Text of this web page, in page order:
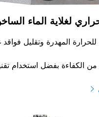
لغلاية الماء
المهدرة وتقليل فواقد
الكفاءة بفضل استخدام